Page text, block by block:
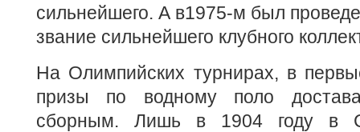
сильнейшего. А в1975-м был
звание сильнейшего клубного
На Олимпийских турнирах, в
призы по водному поло
сборным. Лишь в 1904 году в